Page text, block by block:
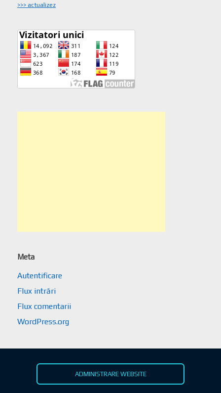
>>> actualizez
Meta
Autentificare
Flux intrări
Flux comentarii
WordPress.org
ADMINISTRARE WEBSITE